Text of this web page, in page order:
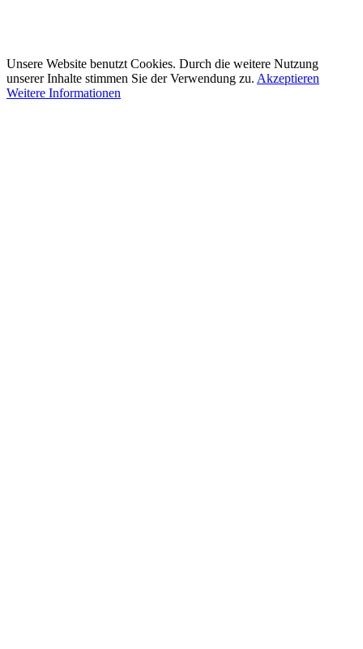
Unsere Website benutzt Cookies. Durch die weitere Nutzung
unserer Inhalte stimmen Sie der Verwendung zu. Akzeptieren
Weitere Informationen